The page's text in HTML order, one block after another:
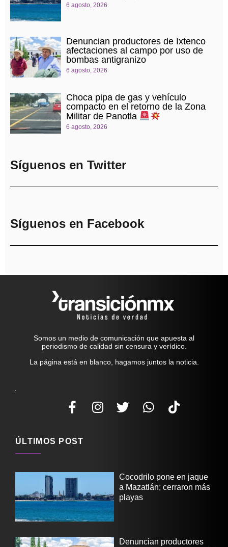
6 agosto, 2026
Denuncian productores de Ixtenco
afectaciones al campo por uso de
bombas antigranizo
6 agosto, 2026
Choca pipa de gas y vehículo
compacto en el retorno de la Zona
Militar de Panotla
6 agosto, 2026
Síguenos en Twitter
Síguenos en Facebook
Somos un medio de comunicación que apuesta al
periodismo de calidad sin censura y verídico.
La página está en blanco, hagamos juntos la noticia.
ÚLTIMOS POST
Cocodrilo pone en jaque
a Mazatlán; cerraron más
playas
Denuncian productores